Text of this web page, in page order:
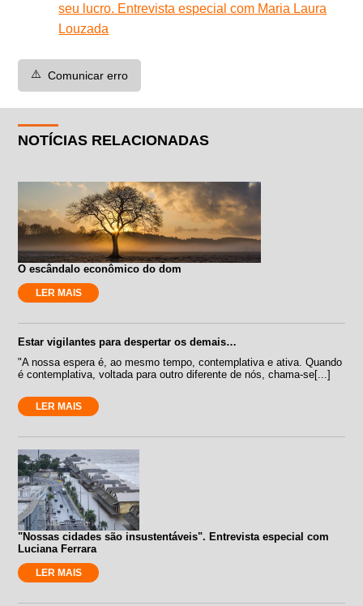
seu lucro. Entrevista especial com Maria Laura
Louzada
⚠️ Comunicar erro
NOTÍCIAS RELACIONADAS
O escândalo econômico do dom
LER MAIS
Estar vigilantes para despertar os demais…
"A nossa espera é, ao mesmo tempo, contemplativa e ativa. Quando
é contemplativa, voltada para outro diferente de nós, chama-se[...]
LER MAIS
"Nossas cidades são insustentáveis". Entrevista especial com
Luciana Ferrara
LER MAIS